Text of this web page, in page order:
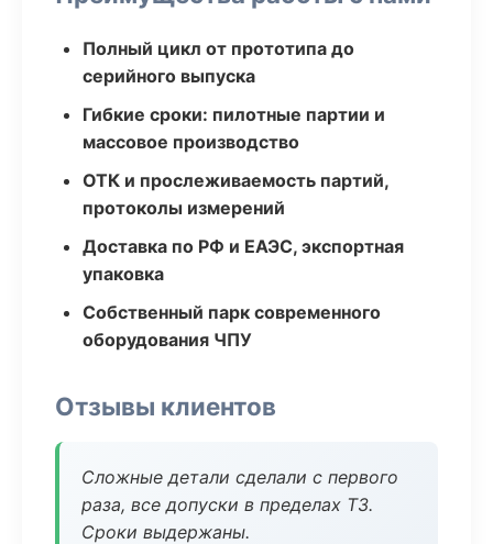
Полный цикл от прототипа до
серийного выпуска
Гибкие сроки: пилотные партии и
массовое производство
ОТК и прослеживаемость партий,
протоколы измерений
Доставка по РФ и ЕАЭС, экспортная
упаковка
Собственный парк современного
оборудования ЧПУ
Отзывы клиентов
Сложные детали сделали с первого
раза, все допуски в пределах ТЗ.
Сроки выдержаны.